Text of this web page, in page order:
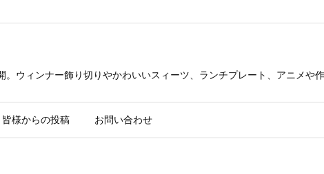
ウィンナー飾り切りやかわいいスィーツ、ランチプレート、アニメや
皆様からの投稿 お問い合わせ